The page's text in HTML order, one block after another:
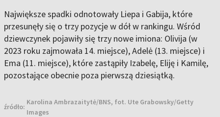
Największe spadki odnotowały Liepa i Gabija, które
przesunęły się o trzy pozycje w dół w rankingu. Wśród
dziewczynek pojawiły się trzy nowe imiona: Olivija (w
2023 roku zajmowała 14. miejsce), Adelė (13. miejsce) i
Ema (11. miejsce), które zastąpiły Izabelę, Eliję i Kamilę,
pozostające obecnie poza pierwszą dziesiątką.
źródło:
Karolina Ambrazaitytė/BNS, fot. Ute Grabowsky/Getty
Images